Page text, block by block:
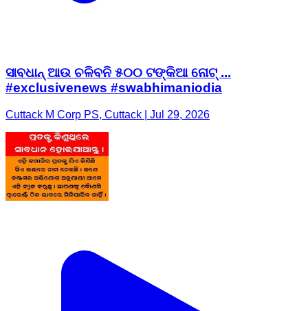
ସାବଧାନ୍ ଆଉ ଚଳିବନି ୫୦୦ ଟଙ୍କିଆ ନୋଟ୍‌ ...
#exclusivenews #swabhimaniodia
Cuttack M Corp PS, Cuttack | Jul 29, 2026